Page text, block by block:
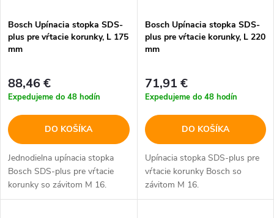
Bosch Upínacia stopka SDS-
plus pre vŕtacie korunky, L 175
mm
88,46 €
Expedujeme do 48 hodín
DO KOŠÍKA
Jednodielna upínacia stopka
Bosch SDS-plus pre vŕtacie
korunky so závitom M 16.
Bosch Upínacia stopka SDS-
plus pre vŕtacie korunky, L 220
mm
71,91 €
Expedujeme do 48 hodín
DO KOŠÍKA
Upínacia stopka SDS-plus pre
vŕtacie korunky Bosch so
závitom M 16.